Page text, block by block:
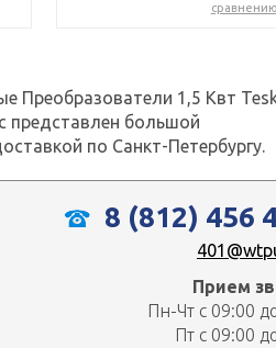
сравнению
Преобразователи 1,5 Квт
представлен большой
по Санкт-Петербургу.
8 (812) 456
Прием
Пн-Чт с 09:00
Пт с 09:00